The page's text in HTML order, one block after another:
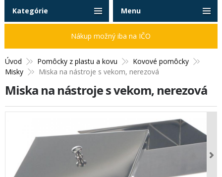
Úvod Pomôcky z plastu a kovu
Kovové pomôcky
Misky
Miska na nástroje s vekom, nerezová
Miska na nástroje s vekom, nerezová
Kategórie
Nákup možný iba na IČO
Menu